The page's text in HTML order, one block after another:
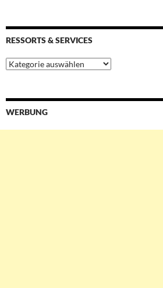
RESSORTS & SERVICES
Ressorts
&
WERBUNG